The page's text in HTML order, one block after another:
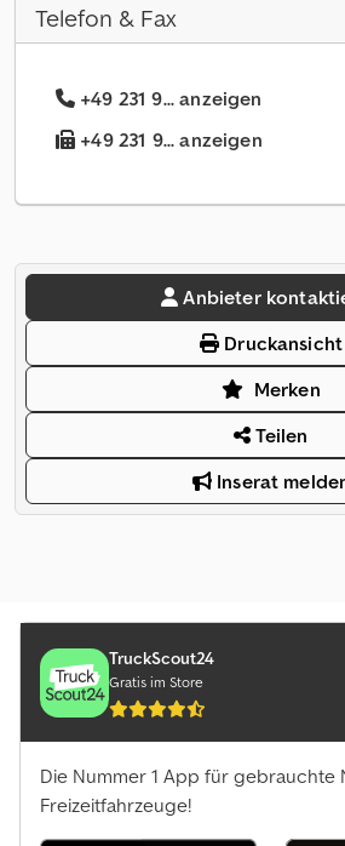
Telefon & Fax
+49 231 9... anzeigen
+49 231 9... anzeigen
Anbieter
Druckansicht
Merken
Teilen
Inserat
TruckScout24
Gratis im Store
Die Nummer 1 App für gebrauchte
Freizeitfahrzeuge!